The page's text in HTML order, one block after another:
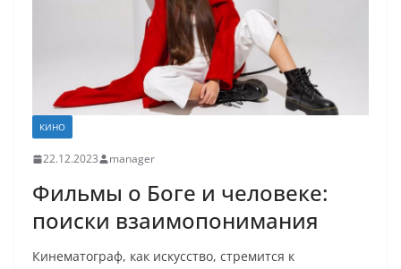
КИНО
22.12.2023 manager
Фильмы о Боге и человеке:
поиски взаимопонимания
Кинематограф, как искусство, стремится к